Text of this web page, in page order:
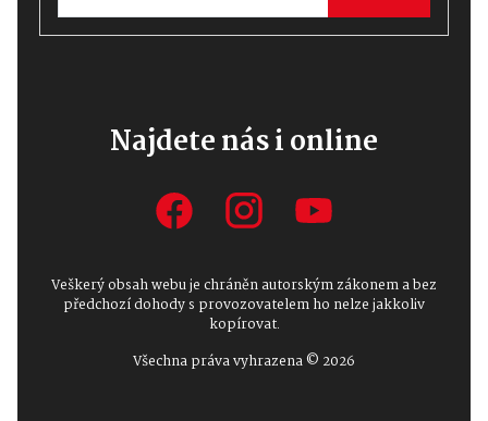
Najdete nás i online
Veškerý obsah webu je chráněn autorským zákonem a bez
předchozí dohody s provozovatelem ho nelze jakkoliv
kopírovat.
Všechna práva vyhrazena © 2026